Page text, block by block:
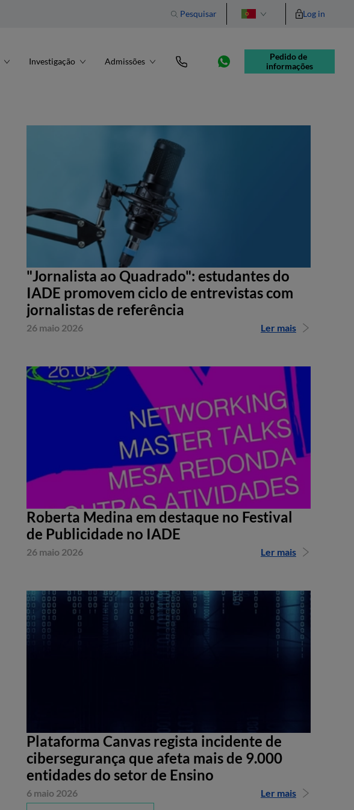
Pesquisar
English
Log in
Investigação Admissões
Pedido de
informações
"Jornalista ao Quadrado": estudantes do
IADE promovem ciclo de entrevistas com
jornalistas de referência
26 maio 2026 Ler mais
Roberta Medina em destaque no Festival
de Publicidade no IADE
26 maio 2026 Ler mais
Plataforma Canvas regista incidente de
cibersegurança que afeta mais de 9.000
entidades do setor de Ensino
6 maio 2026 Ler mais